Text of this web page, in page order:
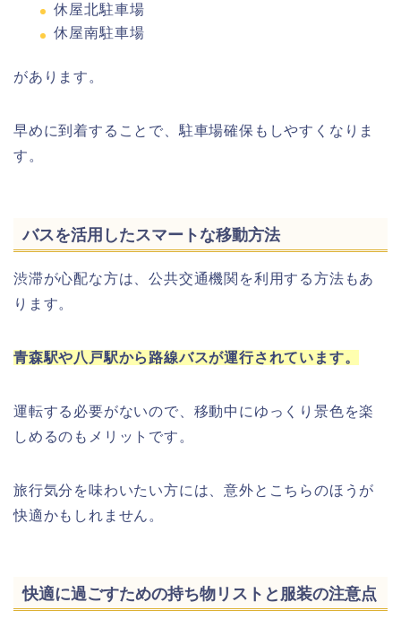
休屋北駐車場
休屋南駐車場
があります。
早めに到着することで、駐車場確保もしやすくなりま
す。
バスを活用したスマートな移動方法
渋滞が心配な方は、公共交通機関を利用する方法もあ
ります。
青森駅や八戸駅から路線バスが運行されています。
運転する必要がないので、移動中にゆっくり景色を楽
しめるのもメリットです。
旅行気分を味わいたい方には、意外とこちらのほうが
快適かもしれません。
快適に過ごすための持ち物リストと服装の注意点